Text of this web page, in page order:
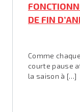
DE FIN
Comme
courte pause
la saison à […]